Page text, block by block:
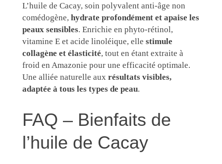
L’huile de Cacay, soin polyvalent anti-âge non
comédogène, hydrate profondément et apaise les
peaux sensibles. Enrichie en phyto-rétinol,
vitamine E et acide linoléique, elle stimule
collagène et élasticité, tout en étant extraite à
froid en Amazonie pour une efficacité optimale.
Une alliée naturelle aux résultats visibles,
adaptée à tous les types de peau.
FAQ – Bienfaits de
l’huile de Cacay